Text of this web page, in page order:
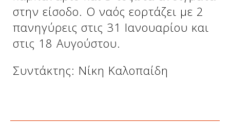
στην είσοδο. Ο ναός εορτάζει με 2
πανηγύρεις στις 31 Ιανουαρίου και
στις 18 Αυγούστου.
Συντάκτης: Νίκη Καλοπαίδη